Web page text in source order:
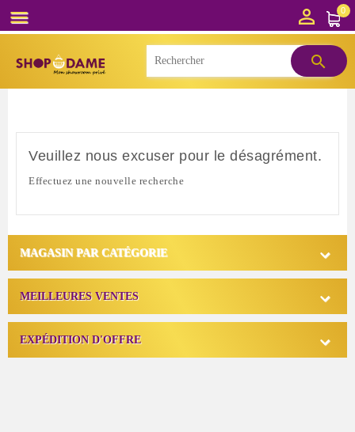
 0


Veuillez nous excuser pour le désagrément.
Effectuez une nouvelle recherche
MAGASIN PAR CATÉGORIE 
MEILLEURES VENTES 
EXPÉDITION D'OFFRE 